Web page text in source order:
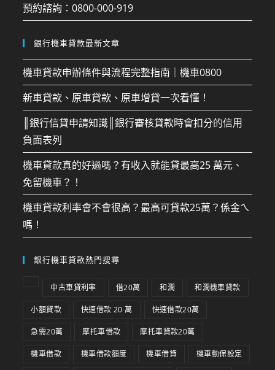
預約諮詢：0800-000-919
銀行機車貸款最新文章
機車貸款申辦條件與流程完整指南｜機車0800
新車貸款、原車貸款、原車增貸一次看懂！
║銀行信貸申請知識║銀行審核貸款時會扣分的信用
負面表列
機車貸款真的好過嗎？有收入就能貸最高25 萬元、
免留機車？！
機車貸款利率會不會很高？最高可貸款25萬？係金ㄟ
嗎！
銀行機車貸款熱門搜尋
中古車貸利率 借20萬 和潤 和潤機車貸款
小額貸款 快速借款 20 萬 快速借款20萬
急需20萬 摩托車借款 摩托車貸款20萬
機車借款 機車借款額度 機車借貸 機車動保設定